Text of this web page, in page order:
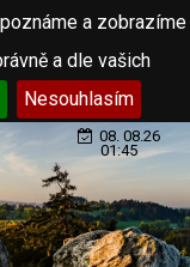
a zobrazíme
a dle vašich
Nesouhlasím
08. 08.26
01:45